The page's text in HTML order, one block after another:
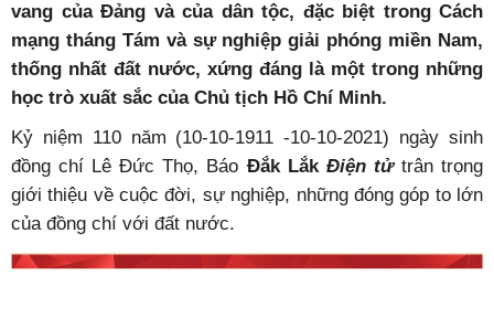
vang của Đảng và của dân tộc, đặc biệt trong Cách
mạng tháng Tám và sự nghiệp giải phóng miền Nam,
thống nhất đất nước, xứng đáng là một trong những
học trò xuất sắc của Chủ tịch Hồ Chí Minh.
Kỷ niệm 110 năm (10-10-1911 -10-10-2021) ngày sinh
đồng chí Lê Đức Thọ, Báo Đắk Lắk Điện tửtrân trọng
giới thiệu về cuộc đời, sự nghiệp, những đóng góp to lớn
của đồng chí với đất nước.